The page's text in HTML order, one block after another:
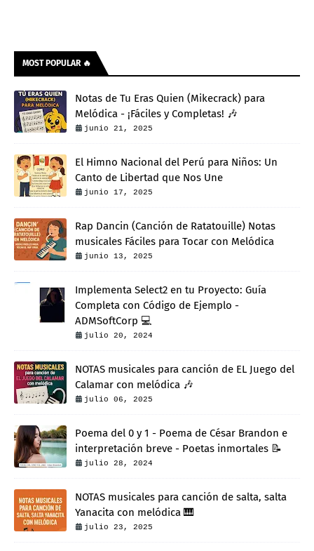
MOST POPULAR 🔥
Notas de Tu Eras Quien (Mikecrack) para
Melódica - ¡Fáciles y Completas! 🎶
junio 21, 2025
El Himno Nacional del Perú para Niños: Un
Canto de Libertad que Nos Une
junio 17, 2025
Rap Dancin (Canción de Ratatouille) Notas
musicales Fáciles para Tocar con Melódica
junio 13, 2025
Implementa Select2 en tu Proyecto: Guía
Completa con Código de Ejemplo -
ADMSoftCorp 💻
julio 20, 2024
NOTAS musicales para canción de EL Juego del
Calamar con melódica 🎶
julio 06, 2025
Poema del 0 y 1 - Poema de César Brandon e
interpretación breve - Poetas inmortales 📝
julio 28, 2024
NOTAS musicales para canción de salta, salta
Yanacita con melódica 🎹
julio 23, 2025